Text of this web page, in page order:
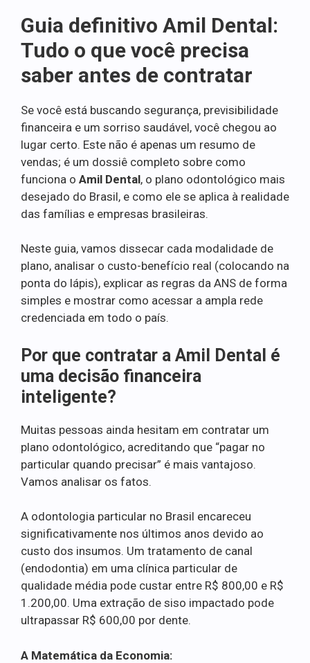
Guia definitivo Amil Dental:
Tudo o que você precisa
saber antes de contratar
Se você está buscando segurança, previsibilidade
financeira e um sorriso saudável, você chegou ao
lugar certo. Este não é apenas um resumo de
vendas; é um dossiê completo sobre como
funciona o Amil Dental, o plano odontológico mais
desejado do Brasil, e como ele se aplica à realidade
das famílias e empresas brasileiras.
Neste guia, vamos dissecar cada modalidade de
plano, analisar o custo-benefício real (colocando na
ponta do lápis), explicar as regras da ANS de forma
simples e mostrar como acessar a ampla rede
credenciada em todo o país.
Por que contratar a Amil Dental é
uma decisão financeira
inteligente?
Muitas pessoas ainda hesitam em contratar um
plano odontológico, acreditando que “pagar no
particular quando precisar” é mais vantajoso.
Vamos analisar os fatos.
A odontologia particular no Brasil encareceu
significativamente nos últimos anos devido ao
custo dos insumos. Um tratamento de canal
(endodontia) em uma clínica particular de
qualidade média pode custar entre R$ 800,00 e R$
1.200,00. Uma extração de siso impactado pode
ultrapassar R$ 600,00 por dente.
A Matemática da Economia: